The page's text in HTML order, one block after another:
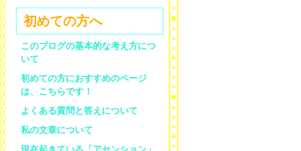
初めての方へ
このブログの基本的な考え方につ
いて
初めての方におすすめのページ
は、こちらです！
よくある質問と答えについて
私の文章について